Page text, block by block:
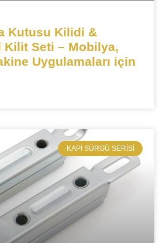
Kutusu Kilidi &
Kilit Seti – Mobilya,
Uygulamaları için​​
​KAPI SÜRGÜ SERISI